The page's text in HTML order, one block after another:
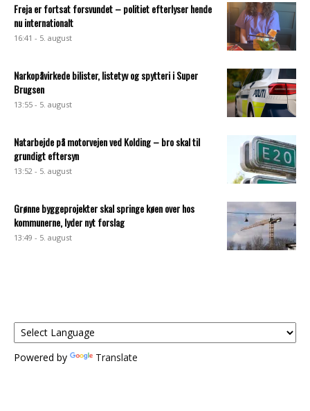
Freja er fortsat forsvundet – politiet efterlyser hende
nu internationalt
16:41 - 5. august
Narkopåvirkede bilister, listetyv og spytteri i Super
Brugsen
13:55 - 5. august
Natarbejde på motorvejen ved Kolding – bro skal til
grundigt eftersyn
13:52 - 5. august
Grønne byggeprojekter skal springe køen over hos
kommunerne, lyder nyt forslag
13:49 - 5. august
Powered by Translate